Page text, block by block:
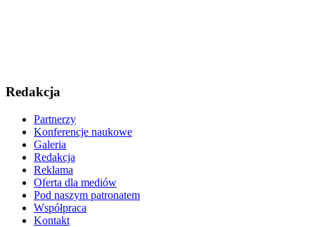
Redakcja
Partnerzy
Konferencje naukowe
Galeria
Redakcja
Reklama
Oferta dla mediów
Pod naszym patronatem
Współpraca
Kontakt